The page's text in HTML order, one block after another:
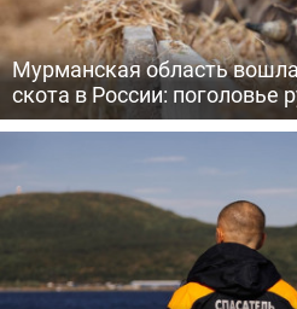
Мурманская область
скота в России: поголовье